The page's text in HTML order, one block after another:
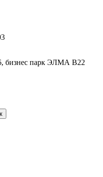
бизнес парк ЭЛМА В22